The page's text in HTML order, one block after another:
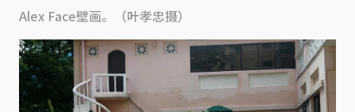
Alex Face壁画。（叶孝忠摄）